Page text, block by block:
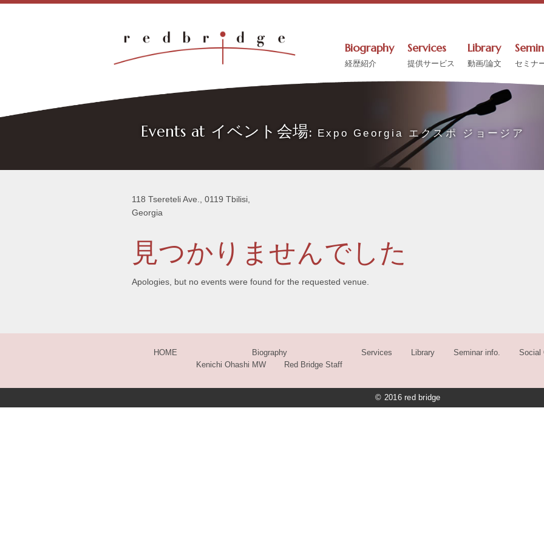
Biography
経歴紹介
Services
提供サービス
Library
動画/論文 セミナ
Events at イベント会場: Expo Georgia エクスポ ジョージア
118 Tsereteli Ave., 0119 Tbilisi,
Georgia
見つかりませんでした
Apologies, but no events were found for the requested venue.
HOME
Biography
Kenichi Ohashi MW
Red Bridge Staff
Services Library Seminar info. Social
© 2016 red bridge